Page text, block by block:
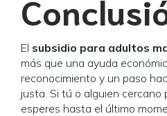
El subsidio para adultos
más que una ayuda
reconocimiento y un paso
justa. Si tú o alguien cercano
esperes hasta el último